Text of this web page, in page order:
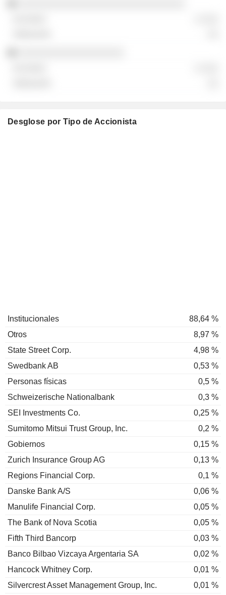
Desglose por Tipo de Accionista
Institucionales
88,64 %
Otros
8,97 %
State Street Corp.
4,98 %
Swedbank AB
0,53 %
Personas físicas
0,5 %
Schweizerische Nationalbank
0,3 %
SEI Investments Co.
0,25 %
Sumitomo Mitsui Trust Group, Inc.
0,2 %
Gobiernos
0,15 %
Zurich Insurance Group AG
0,13 %
Regions Financial Corp.
0,1 %
Danske Bank A/S
0,06 %
Manulife Financial Corp.
0,05 %
The Bank of Nova Scotia
0,05 %
Fifth Third Bancorp
0,03 %
Banco Bilbao Vizcaya Argentaria SA
0,02 %
Hancock Whitney Corp.
0,01 %
Silvercrest Asset Management Group, Inc.
0,01 %